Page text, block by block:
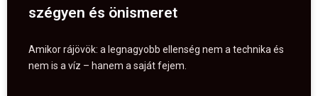
szégyen és önismeret
Amikor rájövök: a legnagyobb ellenség nem a technika és
nem is a víz – hanem a saját fejem.